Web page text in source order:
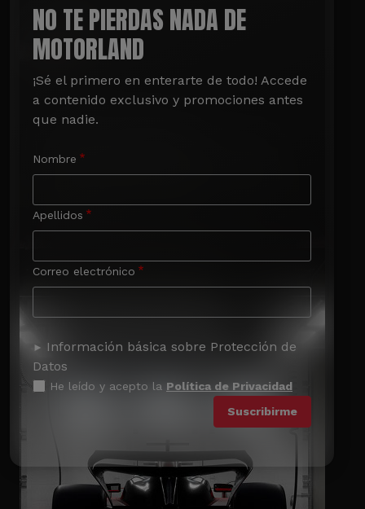
NO TE PIERDAS NADA DE
MOTORLAND
¡Sé el primero en enterarte de todo! Accede
a contenido exclusivo y promociones antes
que nadie.
Nombre
Apellidos
Correo electrónico
Información básica sobre Protección de
Datos
He leído y acepto la Política de Privacidad